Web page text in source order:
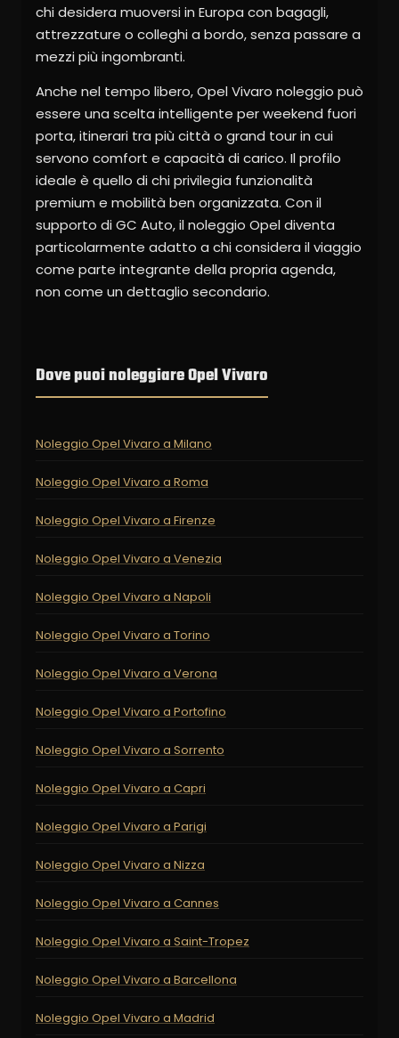
chi desidera muoversi in Europa con bagagli,
attrezzature o colleghi a bordo, senza passare a
mezzi più ingombranti.
Anche nel tempo libero, Opel Vivaro noleggio può
essere una scelta intelligente per weekend fuori
porta, itinerari tra più città o grand tour in cui
servono comfort e capacità di carico. Il profilo
ideale è quello di chi privilegia funzionalità
premium e mobilità ben organizzata. Con il
supporto di GC Auto, il noleggio Opel diventa
particolarmente adatto a chi considera il viaggio
come parte integrante della propria agenda,
non come un dettaglio secondario.
Dove puoi noleggiare Opel Vivaro
Noleggio Opel Vivaro a Milano
Noleggio Opel Vivaro a Roma
Noleggio Opel Vivaro a Firenze
Noleggio Opel Vivaro a Venezia
Noleggio Opel Vivaro a Napoli
Noleggio Opel Vivaro a Torino
Noleggio Opel Vivaro a Verona
Noleggio Opel Vivaro a Portofino
Noleggio Opel Vivaro a Sorrento
Noleggio Opel Vivaro a Capri
Noleggio Opel Vivaro a Parigi
Noleggio Opel Vivaro a Nizza
Noleggio Opel Vivaro a Cannes
Noleggio Opel Vivaro a Saint-Tropez
Noleggio Opel Vivaro a Barcellona
Noleggio Opel Vivaro a Madrid